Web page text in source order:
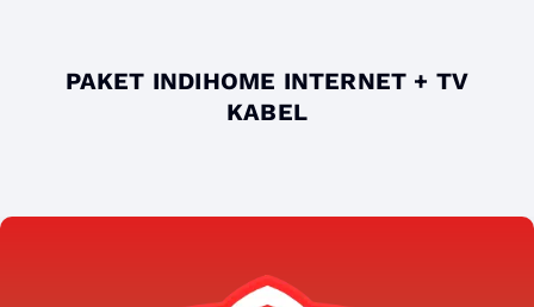
PAKET INDIHOME INTERNET + TV
KABEL